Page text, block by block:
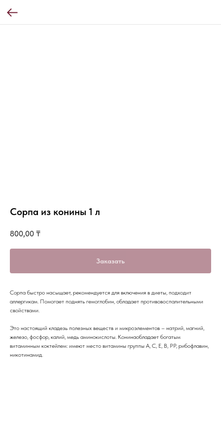
Сорпа из конины 1 л
800,00 ₸
Заказать
Сорпа быстро насыщает, рекомендуется для включения в диеты, подходит
аллергикам. Помогает поднять гемоглобин, обладает противовоспалительными
свойствами.
Это настоящий кладезь полезных веществ и микроэлементов – натрий, магний,
железо, фосфор, калий, медь аминокислоты. Конинаобладает богатым
витаминным коктейлем: имеют место витамины группы А, С, Е, В, РР, рибофлавин,
никотинамид.